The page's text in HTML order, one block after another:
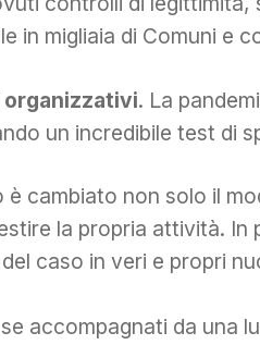
in migliaia di Comuni e
. La
un incredibile test di
è cambiato non solo il
la propria attività.
caso in veri e propri
accompagnati da una